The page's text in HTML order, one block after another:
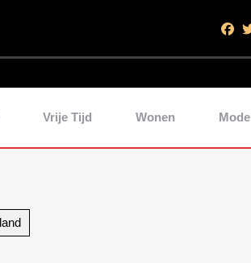
Vrije Tijd Wonen Mode